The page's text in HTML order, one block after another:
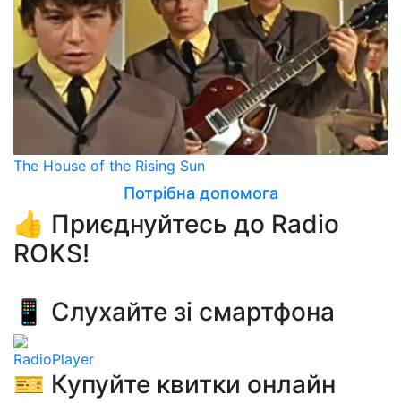
The House of the Rising Sun
Потрібна допомога
👍 Приєднуйтесь до Radio
ROKS!
📱 Слухайте зі смартфона
RadioPlayer
🎫 Купуйте квитки онлайн